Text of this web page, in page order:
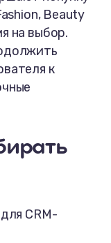
Beauty
на выбор.
к
CRM-